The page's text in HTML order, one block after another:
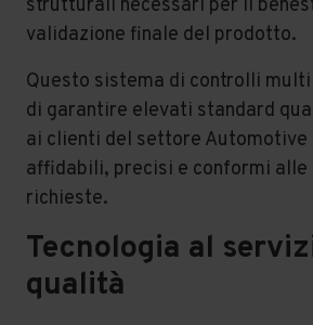
strutturali necessari per il
validazione finale del prodotto.
Questo sistema di controlli
di garantire elevati standard
ai clienti del settore Automotive
affidabili, precisi e conformi alle
richieste.
Tecnologia al
qualità